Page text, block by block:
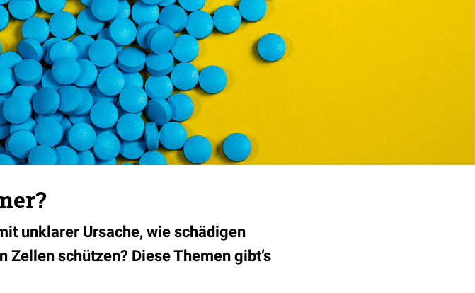
unklarer Ursache, wie schädigen
Zellen schützen? Diese Themen gibt’s